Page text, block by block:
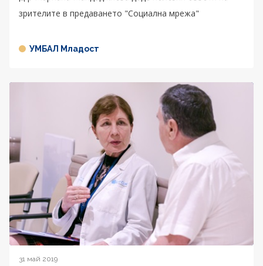
зрителите в предаването "Социална мрежа"
УМБАЛ Младост
31 май 2019